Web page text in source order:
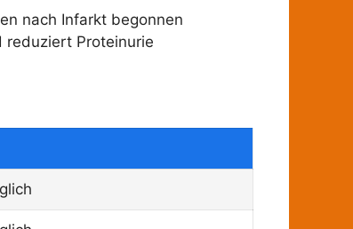
nach Infarkt begonnen
reduziert Proteinurie